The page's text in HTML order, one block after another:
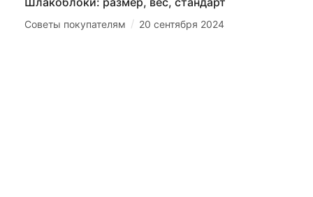
Советы покупателям / 20 сентября 2024